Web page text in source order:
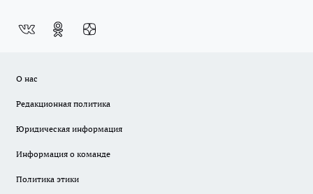
О нас
Редакционная политика
Юридическая информация
Информация о команде
Политика этики